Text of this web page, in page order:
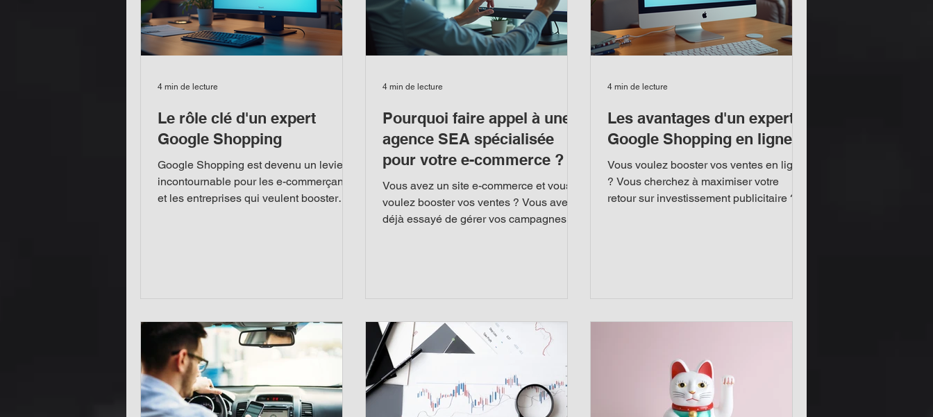
Le rôle clé d'un expert
Google Shopping
Google Shopping est devenu un levier
incontournable pour les e-commerçants
et les entreprises qui veulent booster
Je vais vous expliquer pourquoi ce rôle
est essentiel, comment il transforme vos
campagn
4 min de lecture
Pourquoi faire appel à une
agence SEA spécialisée
pour votre e-commerce ?
Vous avez un site e-commerce et vous
voulez booster vos ventes ? Vous avez
déjà essayé de gérer vos campagnes
transformer votre publicité en profit. Je
vais vous expliquer pourquoi, avec des
arguments clairs et des conseils
pratiques. Vous allez comprendre
l’importance d’une expertis
4 min de lecture
Les avantages d'un expert
Google Shopping en ligne
Vous voulez booster vos ventes en ligne
? Vous cherchez à maximiser votre
retour sur investissement publicitaire ?
Pourquoi faire appel à u
4 min de lecture